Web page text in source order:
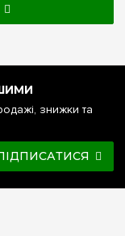
знижки та